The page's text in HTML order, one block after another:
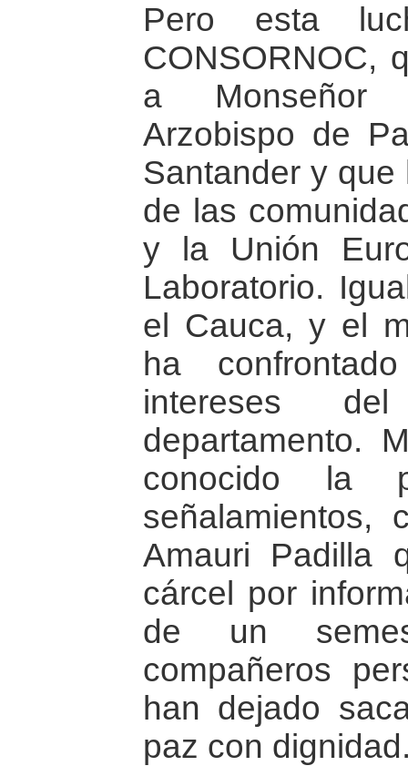
Pero esta
CONSORNOC,
a Monseñor
Arzobispo de
Santander y
de las
y la Unión
Laboratorio.
el Cauca, y el
ha
intereses
departamento.
conocido la
Amauri Padilla
cárcel por
de un
compañeros
han dejado
paz con